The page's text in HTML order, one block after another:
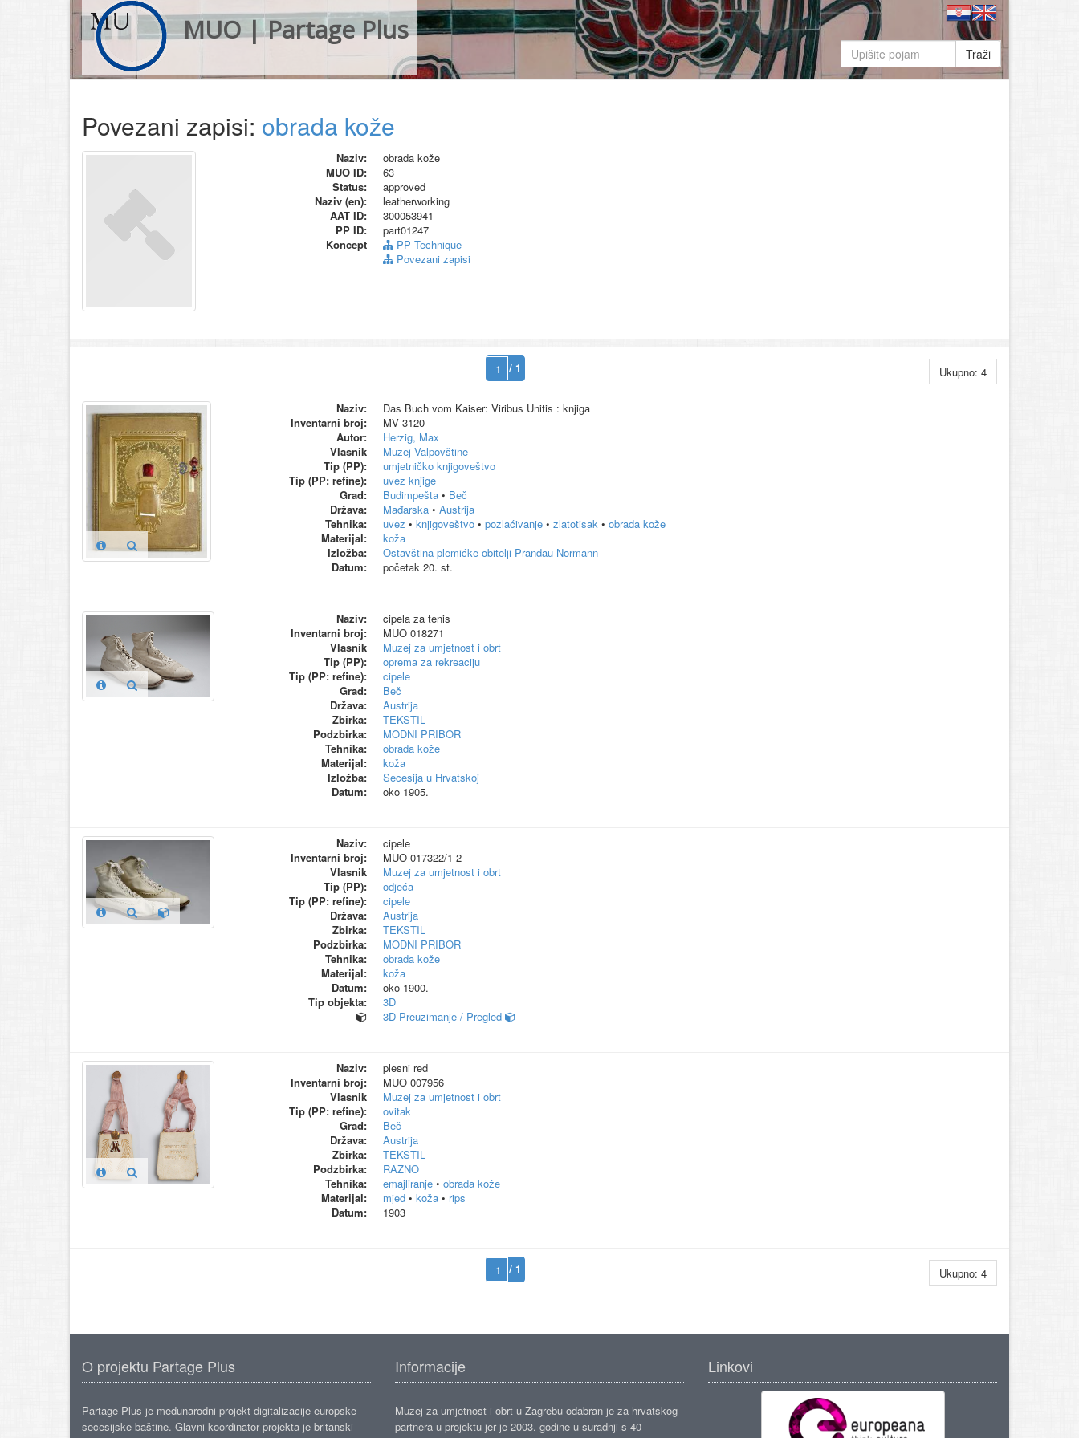
MUO | Partage Plus
Traži
Povezani zapisi: obrada kože
Naziv:
obrada kože
MUO ID:
63
Status:
approved
Naziv (en):
leatherworking
AAT ID:
300053941
PP ID:
part01247
Koncept
PP Technique
Povezani zapisi
Ukupno: 4
/ 1
Naziv:
Das Buch vom Kaiser: Viribus Unitis : knjiga
Inventarni broj:
MV 3120
Autor:
Herzig, Max
Vlasnik
Muzej Valpovštine
Tip (PP):
umjetničko knjigoveštvo
Tip (PP: refine):
uvez knjige
Grad:
Budimpešta • Beč
Država:
Mađarska • Austrija
Tehnika:
uvez • knjigoveštvo • pozlaćivanje • zlatotisak • obrada kože
Materijal:
koža
Izložba:
Ostavština plemićke obitelji Prandau-Normann
Datum:
početak 20. st.
Naziv:
cipela za tenis
Inventarni broj:
MUO 018271
Vlasnik
Muzej za umjetnost i obrt
Tip (PP):
oprema za rekreaciju
Tip (PP: refine):
cipele
Grad:
Beč
Država:
Austrija
Zbirka:
TEKSTIL
Podzbirka:
MODNI PRIBOR
Tehnika:
obrada kože
Materijal:
koža
Izložba:
Secesija u Hrvatskoj
Datum:
oko 1905.
Naziv:
cipele
Inventarni broj:
MUO 017322/1-2
Vlasnik
Muzej za umjetnost i obrt
Tip (PP):
odjeća
Tip (PP: refine):
cipele
Država:
Austrija
Zbirka:
TEKSTIL
Podzbirka:
MODNI PRIBOR
Tehnika:
obrada kože
Materijal:
koža
Datum:
oko 1900.
Tip objekta:
3D
3D Preuzimanje / Pregled
Naziv:
plesni red
Inventarni broj:
MUO 007956
Vlasnik
Muzej za umjetnost i obrt
Tip (PP: refine):
ovitak
Grad:
Beč
Država:
Austrija
Zbirka:
TEKSTIL
Podzbirka:
RAZNO
Tehnika:
emajliranje • obrada kože
Materijal:
mjed • koža • rips
Datum:
1903
Ukupno: 4
/ 1
O projektu Partage Plus
Partage Plus je međunarodni projekt digitalizacije europske
secesijske baštine. Glavni koordinator projekta je britanski
Informacije
Muzej za umjetnost i obrt u Zagrebu odabran je za hrvatskog
partnera u projektu jer je 2003. godine u suradnji s 40
Linkovi